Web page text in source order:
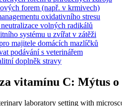
forem (např. v krmivech)
oxidativního stresu
volných radikálů
systému u zvířat v zátěži
majitele domácích mazlíčků
podávání s veterinářem
doplněk stravy
vitamínu C: Mýtus o